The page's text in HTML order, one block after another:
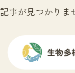
記事が見つかりま